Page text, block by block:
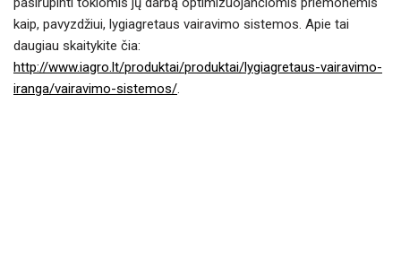
kaip, pavyzdžiui, lygiagretaus vairavimo sistemos. Apie tai
daugiau skaitykite čia:
http://www.iagro.lt/produktai/produktai/lygiagretaus-vairavimo-
iranga/vairavimo-sistemos/.